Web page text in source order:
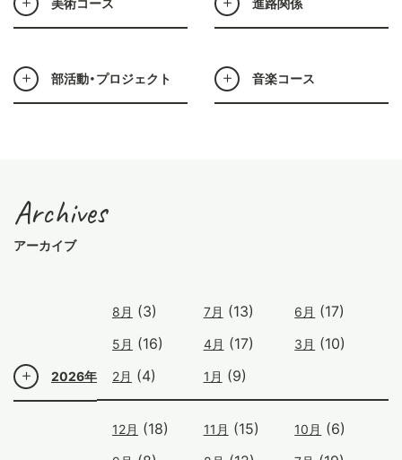
美術コース 進路関係
部活動・プロジェクト 音楽コース
Archives
アーカイブ
2026年
8月 (3) 7月 (13) 6月 (17)
5月 (16) 4月 (17) 3月 (10)
2月 (4) 1月 (9)
12月 (18) 11月 (15) 10月 (6)